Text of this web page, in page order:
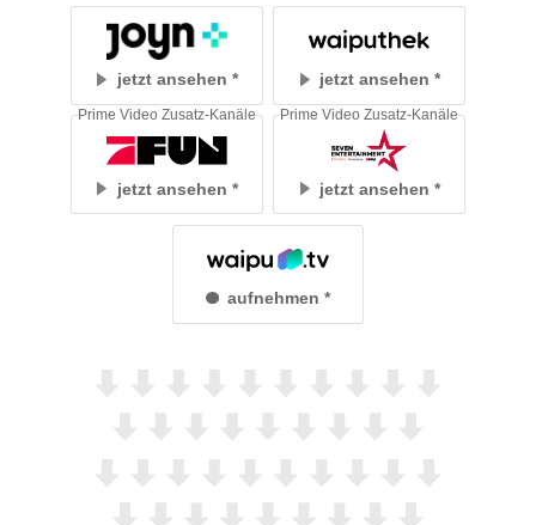
jetzt ansehen jetzt ansehen
jetzt ansehen
Prime Video Zusatz-Kanäle
jetzt ansehen
Prime Video Zusatz-Kanäle
aufnehmen